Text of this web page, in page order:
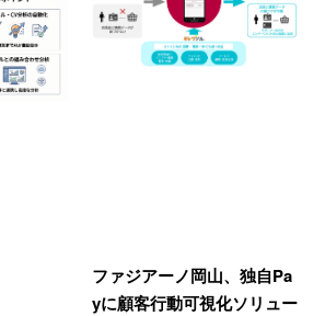
ファジアーノ岡山、独自Pa
yに顧客行動可視化ソリュー